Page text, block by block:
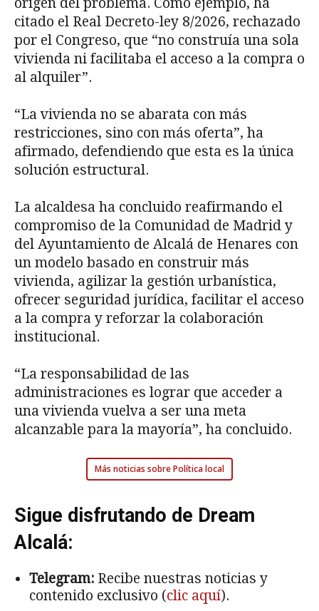
origen del problema. Como ejemplo, ha
citado el Real Decreto-ley 8/2026, rechazado
por el Congreso, que “no construía una sola
vivienda ni facilitaba el acceso a la compra o
al alquiler”.
“La vivienda no se abarata con más
restricciones, sino con más oferta”, ha
afirmado, defendiendo que esta es la única
solución estructural.
La alcaldesa ha concluido reafirmando el
compromiso de la Comunidad de Madrid y
del Ayuntamiento de Alcalá de Henares con
un modelo basado en construir más
vivienda, agilizar la gestión urbanística,
ofrecer seguridad jurídica, facilitar el acceso
a la compra y reforzar la colaboración
institucional.
“La responsabilidad de las
administraciones es lograr que acceder a
una vivienda vuelva a ser una meta
alcanzable para la mayoría”, ha concluido.
Más noticias sobre Política local
Sigue disfrutando de Dream
Alcalá:
Telegram: Recibe nuestras noticias y
contenido exclusivo (clic aquí).